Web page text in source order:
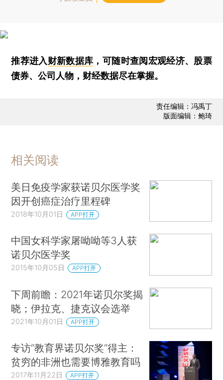
推荐进入财新数据库 ，可随时查阅宏观经济、股票
债券、公司人物，财经数据尽在掌握。
责任编辑：冯禹丁
版面编辑：鲍琦
相关阅读
美日免疫学家获诺贝尔医学奖
因开创癌症治疗里程碑
2018年10月01日 APP打开
中国女科学家屠呦呦等3人获
诺贝尔医学奖
2015年10月05日 APP打开
下周前瞻：2021年诺贝尔奖揭
晓；伊拉克、捷克议会选举
2021年10月01日 APP打开
专访“教育界诺贝尔奖”得主：
贫穷的非洲也需要博雅教育吗
2017年11月22日 APP打开